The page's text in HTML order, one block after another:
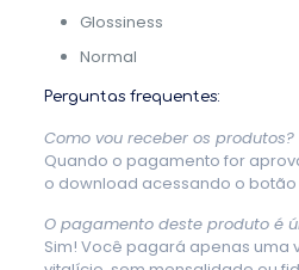
Glossiness
Normal
Perguntas frequentes:
Como vou receber os produtos?
Quando o pagamento for
o download acessando o botão
O pagamento deste produto é
Sim! Você pagará apenas uma